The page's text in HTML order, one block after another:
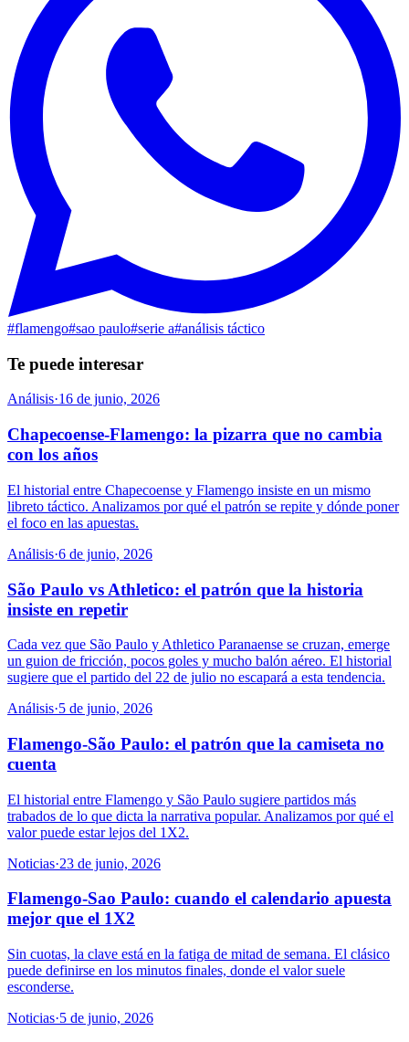
#flamengo#sao paulo#serie a#análisis táctico
Te puede interesar
Análisis·16 de junio, 2026
Chapecoense-Flamengo: la pizarra que no cambia
con los años
El historial entre Chapecoense y Flamengo insiste en un mismo
libreto táctico. Analizamos por qué el patrón se repite y dónde poner
el foco en las apuestas.
Análisis·6 de junio, 2026
São Paulo vs Athletico: el patrón que la historia
insiste en repetir
Cada vez que São Paulo y Athletico Paranaense se cruzan, emerge
un guion de fricción, pocos goles y mucho balón aéreo. El historial
sugiere que el partido del 22 de julio no escapará a esta tendencia.
Análisis·5 de junio, 2026
Flamengo-São Paulo: el patrón que la camiseta no
cuenta
El historial entre Flamengo y São Paulo sugiere partidos más
trabados de lo que dicta la narrativa popular. Analizamos por qué el
valor puede estar lejos del 1X2.
Noticias·23 de junio, 2026
Flamengo-Sao Paulo: cuando el calendario apuesta
mejor que el 1X2
Sin cuotas, la clave está en la fatiga de mitad de semana. El clásico
puede definirse en los minutos finales, donde el valor suele
esconderse.
Noticias·5 de junio, 2026